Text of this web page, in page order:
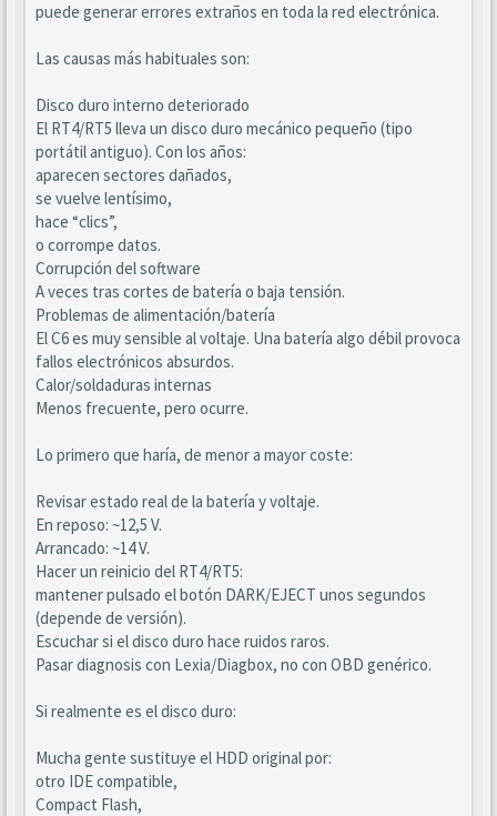
puede generar errores extraños en toda la red electrónica.
Las causas más habituales son:
Disco duro interno deteriorado
El RT4/RT5 lleva un disco duro mecánico pequeño (tipo
portátil antiguo). Con los años:
aparecen sectores dañados,
se vuelve lentísimo,
hace “clics”,
o corrompe datos.
Corrupción del software
A veces tras cortes de batería o baja tensión.
Problemas de alimentación/batería
El C6 es muy sensible al voltaje. Una batería algo débil provoca
fallos electrónicos absurdos.
Calor/soldaduras internas
Menos frecuente, pero ocurre.
Lo primero que haría, de menor a mayor coste:
Revisar estado real de la batería y voltaje.
En reposo: ~12,5 V.
Arrancado: ~14 V.
Hacer un reinicio del RT4/RT5:
mantener pulsado el botón DARK/EJECT unos segundos
(depende de versión).
Escuchar si el disco duro hace ruidos raros.
Pasar diagnosis con Lexia/Diagbox, no con OBD genérico.
Si realmente es el disco duro:
Mucha gente sustituye el HDD original por:
otro IDE compatible,
Compact Flash,